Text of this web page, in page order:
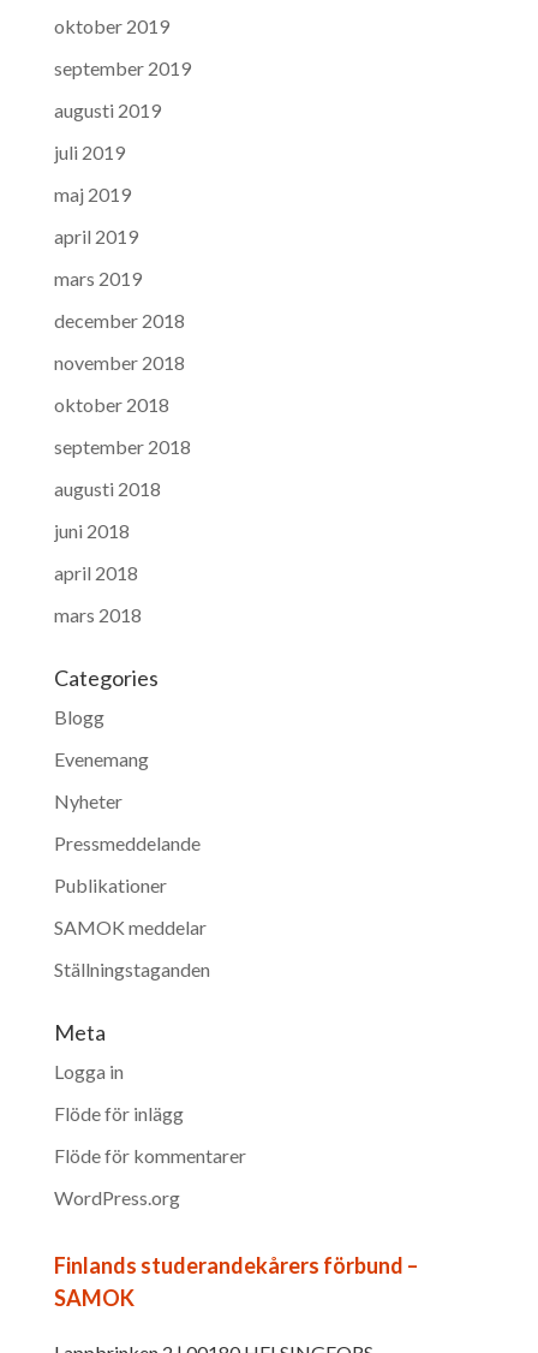
oktober 2019
september 2019
augusti 2019
juli 2019
maj 2019
april 2019
mars 2019
december 2018
november 2018
oktober 2018
september 2018
augusti 2018
juni 2018
april 2018
mars 2018
Categories
Blogg
Evenemang
Nyheter
Pressmeddelande
Publikationer
SAMOK meddelar
Ställningstaganden
Meta
Logga in
Flöde för inlägg
Flöde för kommentarer
WordPress.org
Finlands studerandekårers förbund –
SAMOK